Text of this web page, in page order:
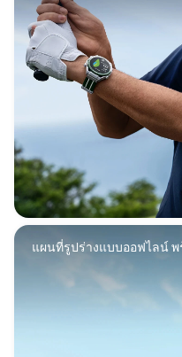
แผนที่รูปร่างแบบออฟไลน์